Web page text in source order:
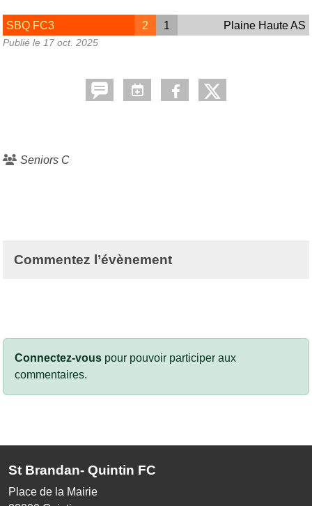
SBQ FC3 2 1 Plaine Haute AS
Publié le 17 oct. 2025
Seniors C
Commentez l’évènement
Connectez-vous pour pouvoir participer aux
commentaires.
St Brandan- Quintin FC
Place de la Mairie